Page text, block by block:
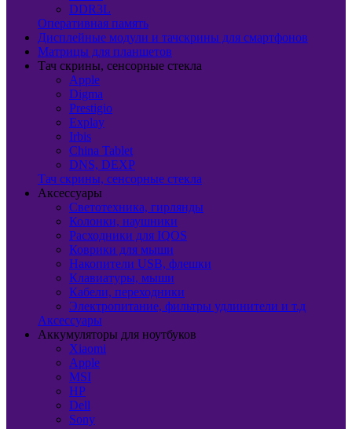
DDR3L
Оперативная память
Дисплейные модули и тачскрины для смартфонов
Матрицы для планшетов
Тач скрины, сенсорные стекла
Apple
Digma
Prestigio
Explay
Irbis
China Tablet
DNS, DEXP
Тач скрины, сенсорные стекла
Аксессуары
Светотехника, гирлянды
Колонки, наушники
Расходники для IQOS
Коврики для мыши
Накопители USB, флешки
Клавиатуры, мыши
Кабели, переходники
Электропитание, фильтры удлинители и т.д
Аксессуары
Аккумуляторы для ноутбуков
Xiaomi
Apple
MSI
HP
Dell
Sony